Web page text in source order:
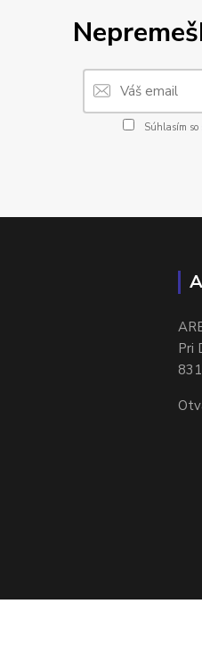
Súhlasím so
Pri